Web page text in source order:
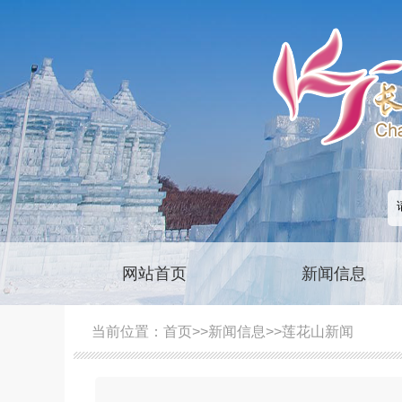
网站首页 新闻信息
当前位置： 首页>>新闻信息>>莲花山新闻